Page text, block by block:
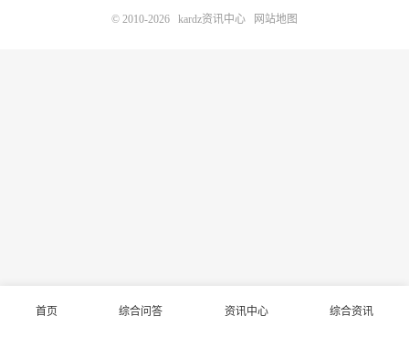
首页 综合问答 资讯中心 综合资讯
© 2010-2026 kardz资讯中心 网站地图